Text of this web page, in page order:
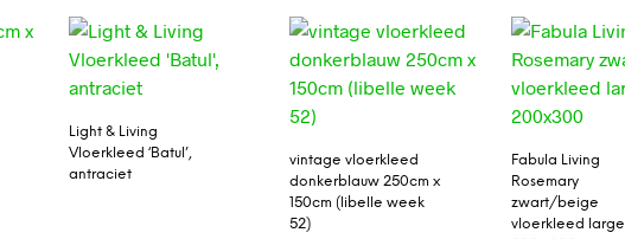
Light & Living
Vloerkleed ‘Batul’,
antraciet
vintage vloerkleed
donkerblauw 250cm x
150cm (libelle week
52)
Fabula Living
Rosemary
zwart/beige
vloerkleed large